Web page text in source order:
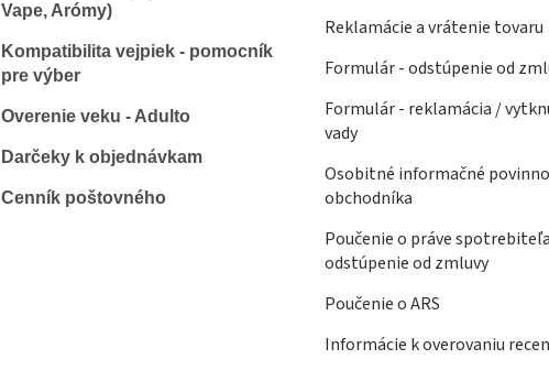
Vape, Arómy)
Kompatibilita vejpiek - pomocník
pre výber
Overenie veku - Adulto
Darčeky k objednávkam
Cenník poštovného
Reklamácie a vrátenie tovaru
Formulár - odstúpenie od
Formulár - reklamácia /
vady
Osobitné informačné
obchodníka
Poučenie o práve
odstúpenie od zmluvy
Poučenie o ARS
Informácie k overovaniu